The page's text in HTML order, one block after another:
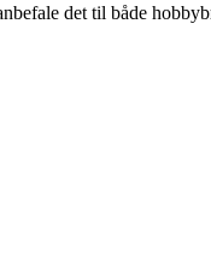
det til både